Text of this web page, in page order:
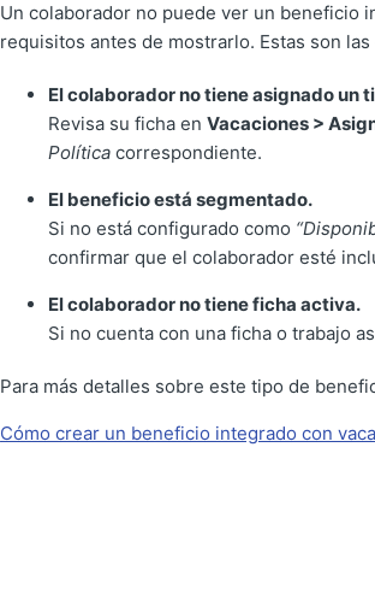
Un colaborador no puede ver un beneficio
requisitos antes de mostrarlo. Estas son las
El colaborador no tiene asignado un
Revisa su ficha en Vacaciones >
Políticacorrespondiente.
El beneficio está segmentado.
Si no está configurado como
confirmar que el colaborador esté
El colaborador no tiene ficha activa.
Si no cuenta con una ficha o trabajo
Para más detalles sobre este tipo de
Cómo crear un beneficio integrado con